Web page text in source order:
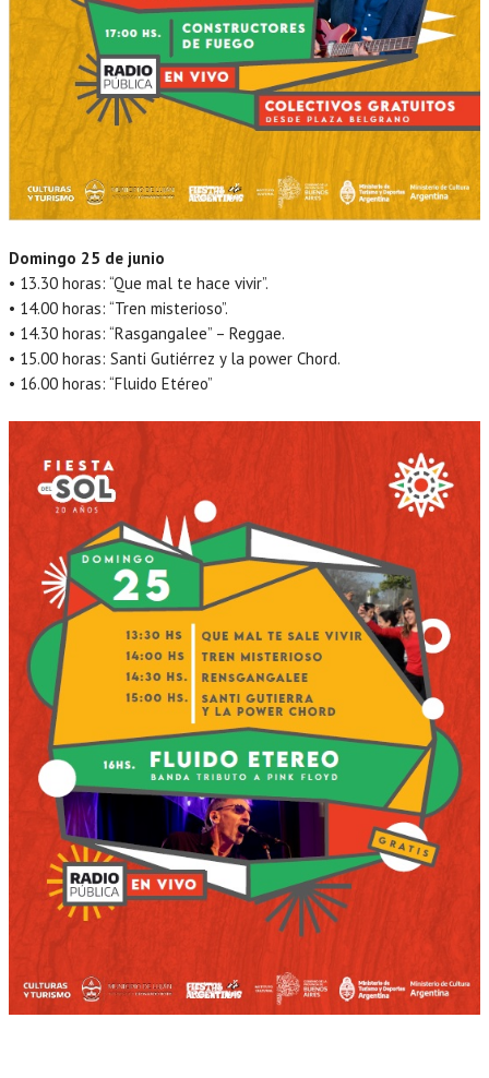
Domingo 25 de junio
• 13.30 horas: “Que mal te hace vivir”.
• 14.00 horas: “Tren misterioso”.
• 14.30 horas: “Rasgangalee” – Reggae.
• 15.00 horas: Santi Gutiérrez y la power Chord.
• 16.00 horas: “Fluido Etéreo”